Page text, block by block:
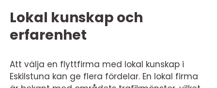
Lokal kunskap och
erfarenhet
Att välja en flyttfirma med lokal kunskap i
Eskilstuna kan ge flera fördelar. En lokal firma